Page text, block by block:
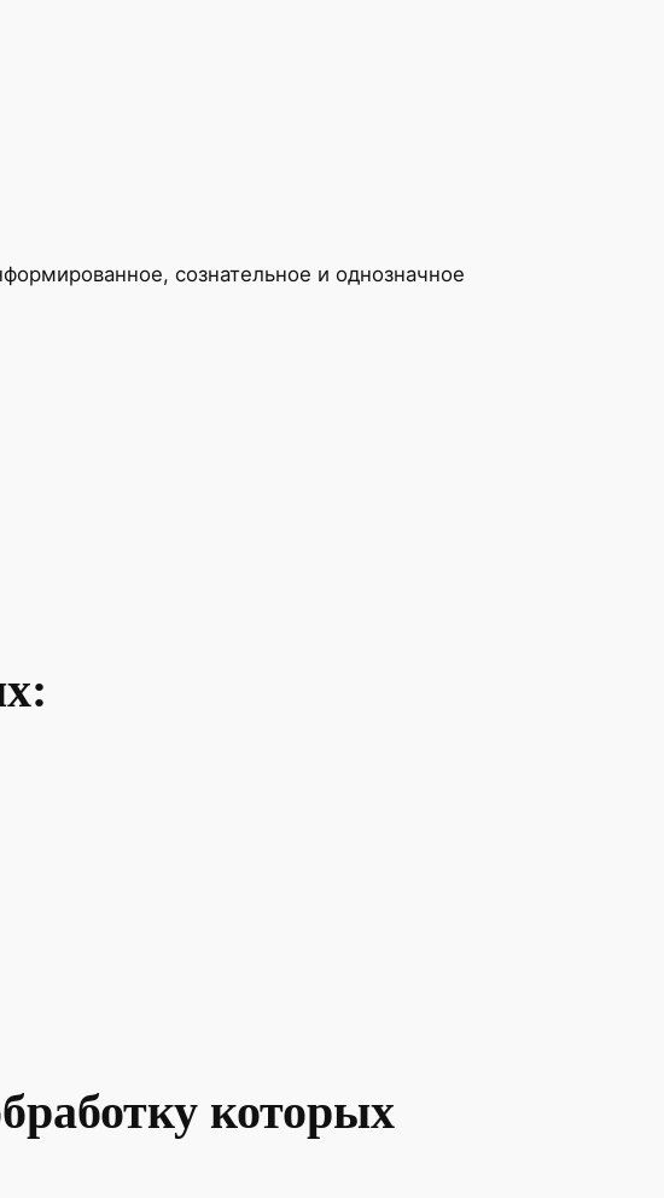
сознательное и однозначное
которых